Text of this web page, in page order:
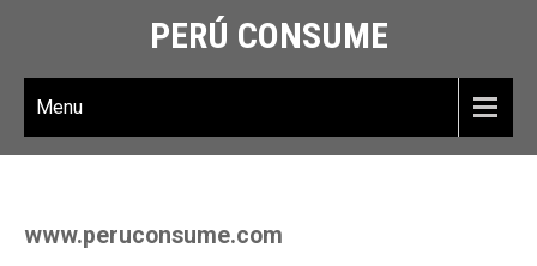
PERÚ CONSUME
Menu
www.peruconsume.com